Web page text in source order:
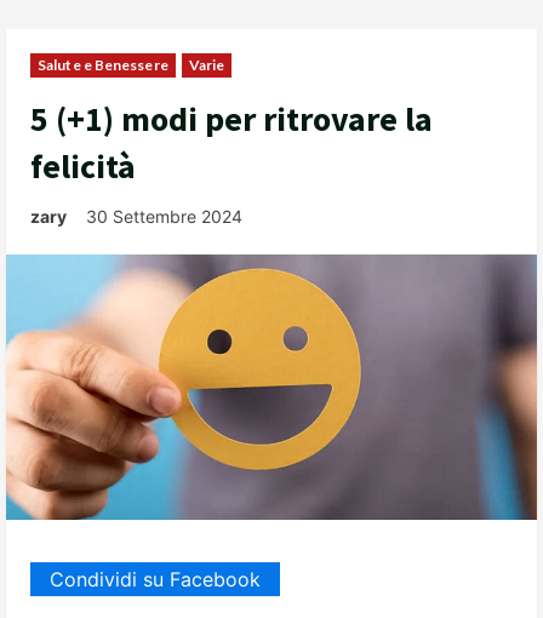
Salute e Benessere Varie
5 (+1) modi per ritrovare la
felicità
zary 30 Settembre 2024
Condividi su Facebook